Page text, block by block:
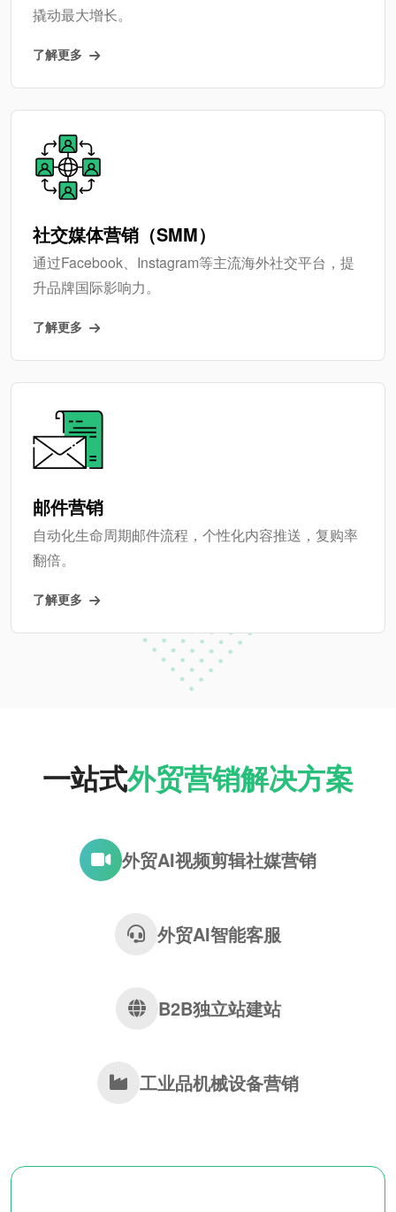
撬动最大增长。
了解更多
社交媒体营销（SMM）
通过Facebook、Instagram等主流海外社交平台，提
升品牌国际影响力。
了解更多
邮件营销
自动化生命周期邮件流程，个性化内容推送，复购率
翻倍。
了解更多
一站式外贸营销解决方案
外贸AI视频剪辑社媒营销
外贸AI智能客服
B2B独立站建站
工业品机械设备营销